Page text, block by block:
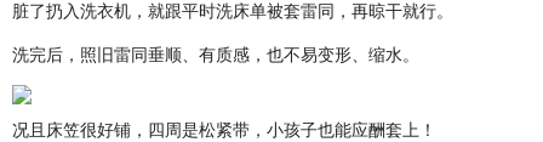
脏了扔入洗衣机，就跟平时洗床单被套雷同，再晾干就行。
洗完后，照旧雷同垂顺、有质感，也不易变形、缩水。
况且床笠很好铺，四周是松紧带，小孩子也能应酬套上！